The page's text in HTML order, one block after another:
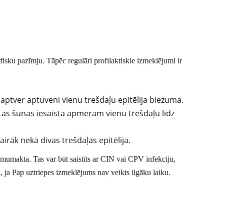
pazīmju. Tāpēc regulāri profilaktiskie izmeklējumi ir
aptuveni vienu trešdaļu epitēlija biezuma.
šūnas iesaista apmēram vienu trešdaļu līdz
nekā divas trešdaļas epitēlija.
Tas var būt saistīts ar CIN vai CPV infekciju,
ja Pap uztriepes izmeklējums nav veikts ilgāku laiku.